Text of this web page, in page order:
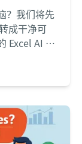
？我们将先
成干净可
Excel AI 代